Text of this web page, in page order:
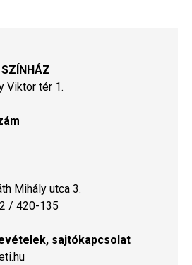
Viktor tér 1.
Mihály utca 3.
/ 420-135
sajtókapcsolat